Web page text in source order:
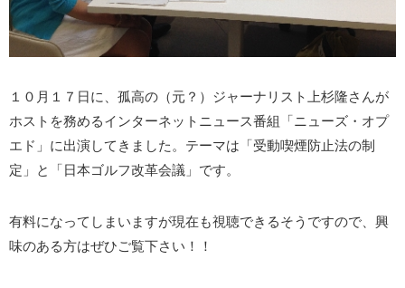
１０月１７日に、孤高の（元？）ジャーナリスト上杉隆さんが
ホストを務めるインターネットニュース番組「ニューズ・オプ
エド」に出演してきました。テーマは「受動喫煙防止法の制
定」と「日本ゴルフ改革会議」です。
有料になってしまいますが現在も視聴できるそうですので、興
味のある方はぜひご覧下さい！！